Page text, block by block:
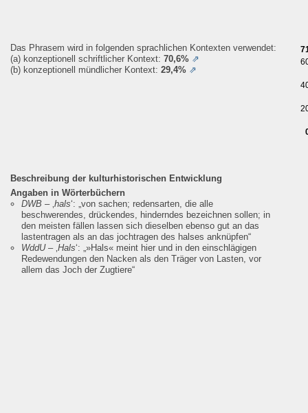
Das Phrasem wird in folgenden sprachlichen Kontexten verwendet:
(a) konzeptionell schriftlicher Kontext: 70,6% ⇗
(b) konzeptionell mündlicher Kontext: 29,4% ⇗
Beschreibung der kulturhistorischen Entwicklung
Angaben in Wörterbüchern
DWB – ‚hals‘: „von sachen; redensarten, die alle
beschwerendes, drückendes, hinderndes bezeichnen sollen; in
den meisten fällen lassen sich dieselben ebenso gut an das
lastentragen als an das jochtragen des halses anknüpfen“
WddU– ‚Hals‘: „»Hals« meint hier und in den einschlägigen
Redewendungen den Nacken als den Träger von Lasten, vor
allem das Joch der Zugtiere“